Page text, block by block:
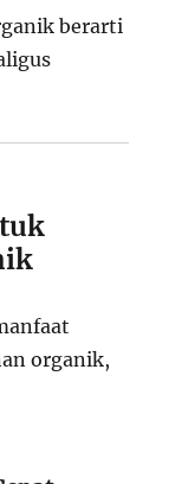
berarti
organik,